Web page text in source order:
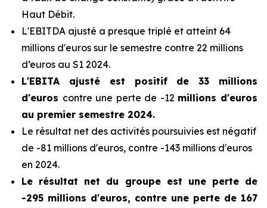
Haut Débit.
L'EBITDA ajusté a presque triplé et atteint 64
millions d'euros sur le semestre contre 22 millions
d’euros au S1 2024.
L'EBITA ajusté est positif de 33 millions
d'euros contre une perte de -12 millions d'euros
au premier semestre 2024.
Le résultat net des activités poursuivies est négatif
de -81 millions d'euros, contre -143 millions d'euros
en 2024.
Le résultat net du groupe est une perte de
-295 millions d'euros, contre une perte de 167